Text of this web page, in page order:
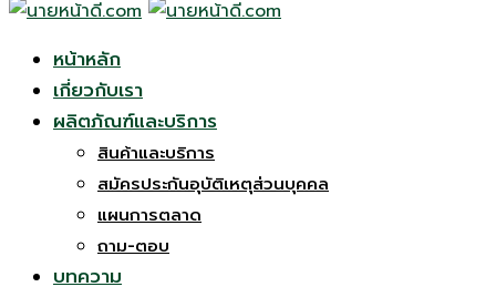
หน้าหลัก
เกี่ยวกับเรา
ผลิตภัณฑ์และบริการ
สินค้าและบริการ
สมัครประกันอุบัติเหตุส่วนบุคคล
แผนการตลาด
ถาม-ตอบ
บทความ